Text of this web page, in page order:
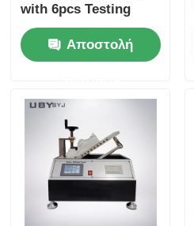
with 6pcs Testing
Bottle, 75 ±5cpm
Bottles Holder Speed,
and 30±1 mm Bottle
Leather and Textile
Αποστολή